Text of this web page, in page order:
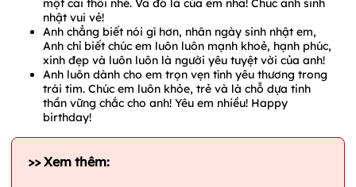
một cái thôi nhé. Và đó là của em nha! Chúc anh sinh
nhật vui vẻ!
Anh chẳng biết nói gì hơn, nhân ngày sinh nhật em,
Anh chỉ biết chúc em luôn luôn mạnh khoẻ, hạnh phúc,
xinh đẹp và luôn luôn là người yêu tuyệt vời của anh!
Anh luôn dành cho em trọn vẹn tình yêu thương trong
trái tim. Chúc em luôn khỏe, trẻ và là chỗ dựa tinh
thần vững chắc cho anh! Yêu em nhiều! Happy
birthday!
>> Xem thêm: